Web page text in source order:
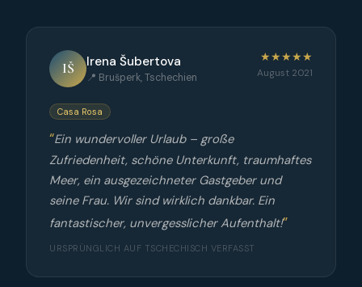
IŠ Irena Šubertova
📍 Brušperk, Tschechien
★★★★★
August 2021
Casa Rosa
Ein wundervoller Urlaub – große
Zufriedenheit, schöne Unterkunft, traumhaftes
Meer, ein ausgezeichneter Gastgeber und
seine Frau. Wir sind wirklich dankbar. Ein
fantastischer, unvergesslicher Aufenthalt!
URSPRÜNGLICH AUF TSCHECHISCH VERFASST